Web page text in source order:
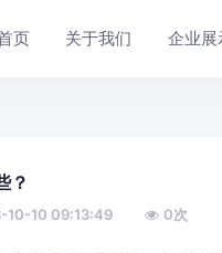
页 关于我们 企业展
？
10-10 09:13:49 0次